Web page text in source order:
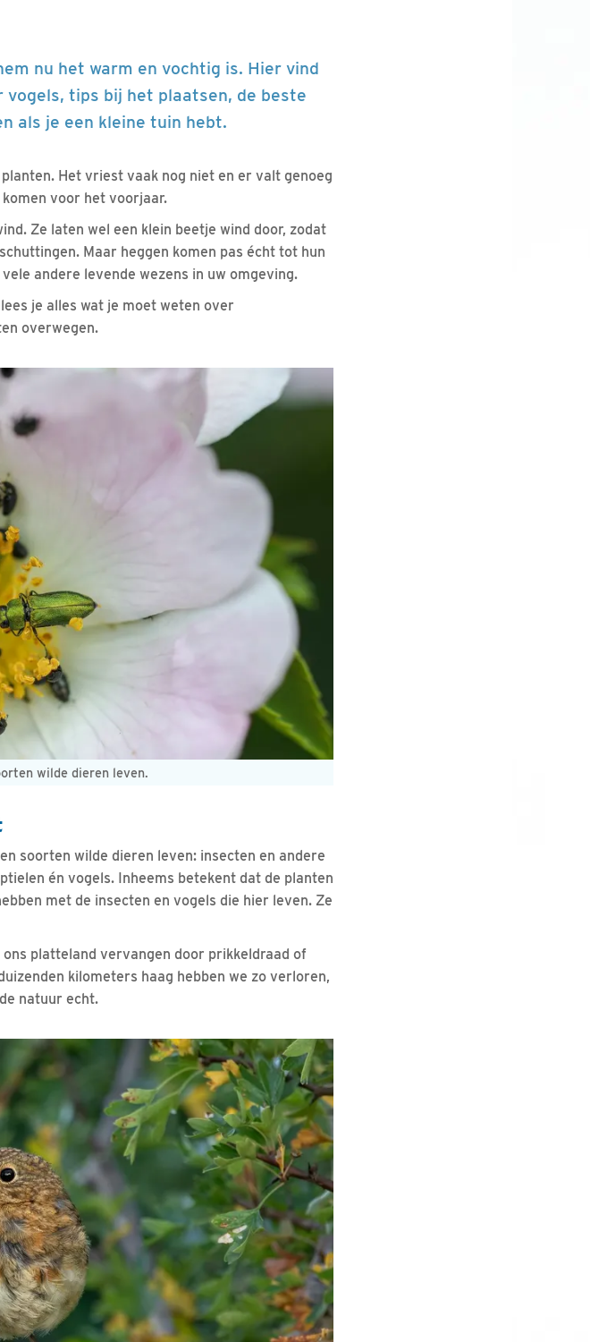
nu het warm en vochtig is. Hier vind
tips bij het plaatsen, de beste
als je een kleine tuin hebt.
Het vriest vaak nog niet en er valt genoeg
voor het voorjaar.
Ze laten wel een klein beetje wind door, zodat
Maar heggen komen pas écht tot hun
andere levende wezens in uw omgeving.
je alles wat je moet weten over
overwegen.
wilde dieren leven.
soorten wilde dieren leven: insecten en andere
én vogels. Inheems betekent dat de planten
met de insecten en vogels die hier leven. Ze
platteland vervangen door prikkeldraad of
kilometers haag hebben we zo verloren,
natuur echt.